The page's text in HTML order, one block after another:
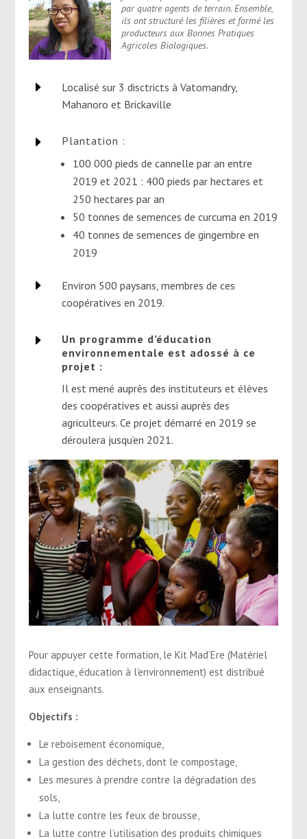
par quatre agents de terrain. Ensemble,
ils ont structuré les filières et formé les
producteurs aux Bonnes Pratiques
Agricoles Biologiques.
E
Localisé sur 3 disctricts à Vatomandry,
Mahanoro et Brickaville
E
Plantation :
100 000 pieds de cannelle par an entre
2019 et 2021 : 400 pieds par hectares et
250 hectares par an
50 tonnes de semences de curcuma en 2019
40 tonnes de semences de gingembre en
2019
E
Environ 500 paysans, membres de ces
coopératives en 2019.
E
Un programme d’éducation
environnementale est adossé à ce
projet :
Il est mené auprès des instituteurs et élèves
des coopératives et aussi auprès des
agriculteurs. Ce projet démarré en 2019 se
déroulera jusqu’en 2021.
Pour appuyer cette formation, le Kit Mad’Ere (Matériel
didactique, éducation à l’environnement) est distribué
aux enseignants.
Objectifs :
Le reboisement économique,
La gestion des déchets, dont le compostage,
Les mesures à prendre contre la dégradation des
sols,
La lutte contre les feux de brousse,
La lutte contre l’utilisation des produits chimiques